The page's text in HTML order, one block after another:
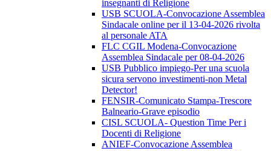
insegnanti di Religione
USB SCUOLA-Convocazione Assemblea
Sindacale online per il 13-04-2026 rivolta
al personale ATA
FLC CGIL Modena-Convocazione
Assemblea Sindacale per 08-04-2026
USB Pubblico impiego-Per una scuola
sicura servono investimenti-non Metal
Detector!
FENSIR-Comunicato Stampa-Trescore
Balneario-Grave episodio
CISL SCUOLA- Question Time Per i
Docenti di Religione
ANIEF-Convocazione Assemblea